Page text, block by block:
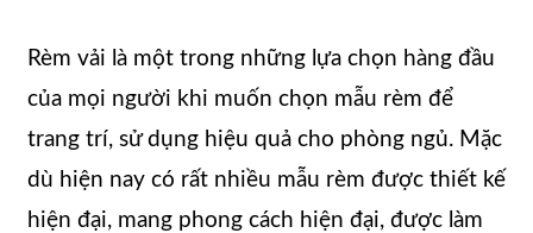
Rèm vải là một trong những lựa chọn hàng đầu
của mọi người khi muốn chọn mẫu rèm để
trang trí, sử dụng hiệu quả cho phòng ngủ. Mặc
dù hiện nay có rất nhiều mẫu rèm được thiết kế
hiện đại, mang phong cách hiện đại, được làm